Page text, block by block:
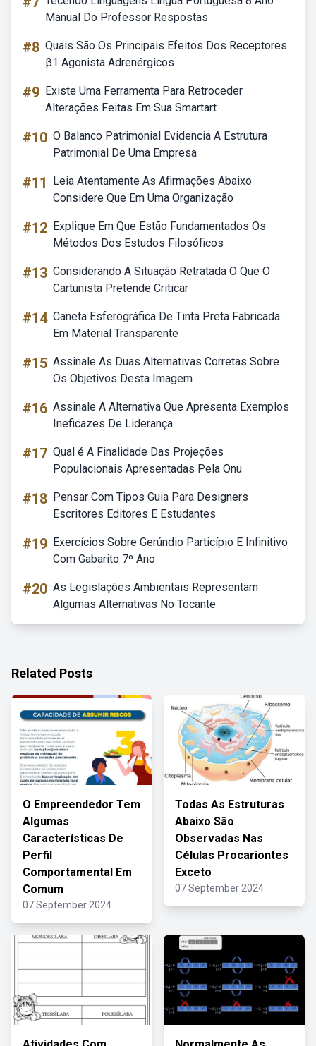
Manual Do Professor Respostas
#8 Quais São Os Principais Efeitos Dos Receptores
β1 Agonista Adrenérgicos
#9 Existe Uma Ferramenta Para Retroceder
Alterações Feitas Em Sua Smartart
#10 O Balanco Patrimonial Evidencia A Estrutura
Patrimonial De Uma Empresa
#11
Leia Atentamente As Afirmações Abaixo
Considere Que Em Uma Organização
#12 Explique Em Que Estão Fundamentados Os
Métodos Dos Estudos Filosóficos
#13 Considerando A Situação Retratada O Que O
Cartunista Pretende Criticar
#14 Caneta Esferográfica De Tinta Preta Fabricada
Em Material Transparente
#15 Assinale As Duas Alternativas Corretas Sobre
Os Objetivos Desta Imagem.
#16 Assinale A Alternativa Que Apresenta Exemplos
Ineficazes De Liderança.
#17 Qual é A Finalidade Das Projeções
Populacionais Apresentadas Pela Onu
#18 Pensar Com Tipos Guia Para Designers
Escritores Editores E Estudantes
#19 Exercícios Sobre Gerúndio Particípio E Infinitivo
Com Gabarito 7º Ano
#20 As Legislações Ambientais Representam
Algumas Alternativas No Tocante
Related Posts
O Empreendedor Tem
Algumas
Características De
Perfil
Comportamental Em
Comum
07 September 2024
Todas As Estruturas
Abaixo São
Observadas Nas
Células Procariontes
Exceto
07 September 2024